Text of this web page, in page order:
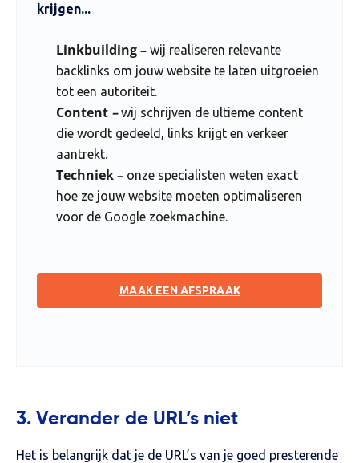
krijgen...
Linkbuilding – wij realiseren relevante
backlinks om jouw website te laten uitgroeien
tot een autoriteit.
Content –wij schrijven de ultieme content
die wordt gedeeld, links krijgt en verkeer
aantrekt.
Techniek – onze specialisten weten exact
hoe ze jouw website moeten optimaliseren
voor de Google zoekmachine.
MAAK EEN AFSPRAAK
3. Verander de URL’s niet
Het is belangrijk dat je de URL’s van je goed presterende